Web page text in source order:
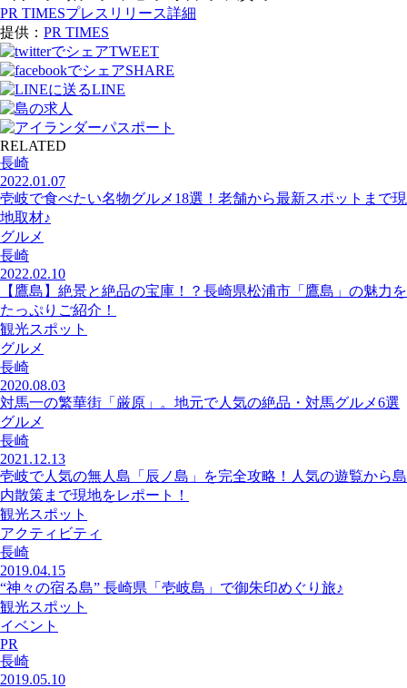
PR TIMESプレスリリース詳細
提供： PR TIMES
TWEET
SHARE
LINE
RELATED
長崎
2022.01.07
壱岐で食べたい名物グルメ18選！老舗から最新スポットまで現
地取材♪
グルメ
長崎
2022.02.10
【鷹島】絶景と絶品の宝庫！？長崎県松浦市「鷹島」の魅力を
たっぷりご紹介！
観光スポット
グルメ
長崎
2020.08.03
対馬一の繁華街「厳原」。地元で人気の絶品・対馬グルメ6選
グルメ
長崎
2021.12.13
壱岐で人気の無人島「辰ノ島」を完全攻略！人気の遊覧から島
内散策まで現地をレポート！
観光スポット
アクティビティ
長崎
2019.04.15
“神々の宿る島” 長崎県「壱岐島」で御朱印めぐり旅♪
観光スポット
イベント
PR
長崎
2019.05.10